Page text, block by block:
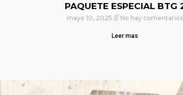
PAQUETE ESPECIAL BTG
mayo 10, 2025 No hay comentarios
Leer mas